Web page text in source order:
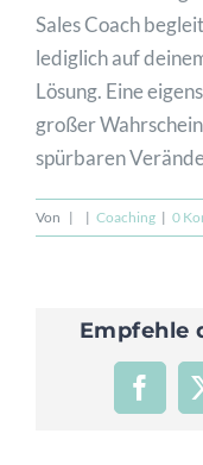
Sales Coach
lediglich auf
Lösung. Eine
großer
spürbaren
Von | | Coaching | 0
Empfehle